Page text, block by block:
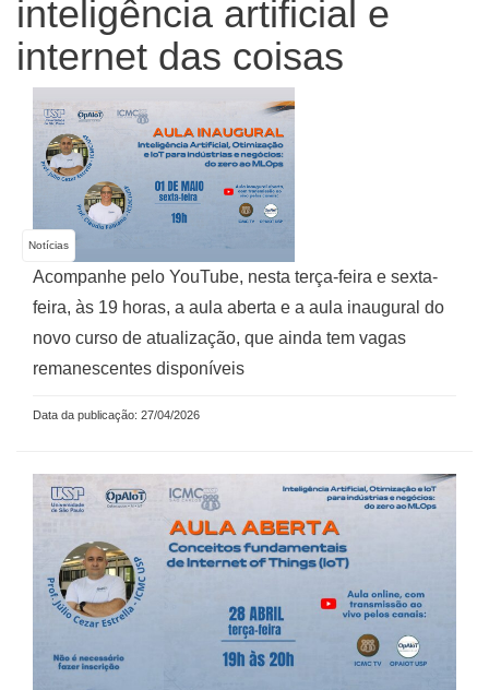
inteligência artificial e
internet das coisas
Notícias
Acompanhe pelo YouTube, nesta terça-feira e sexta-
feira, às 19 horas, a aula aberta e a aula inaugural do
novo curso de atualização, que ainda tem vagas
remanescentes disponíveis
Data da publicação: 27/04/2026